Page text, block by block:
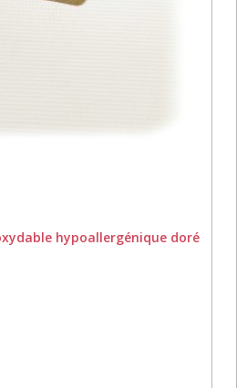
hypoallergénique doré